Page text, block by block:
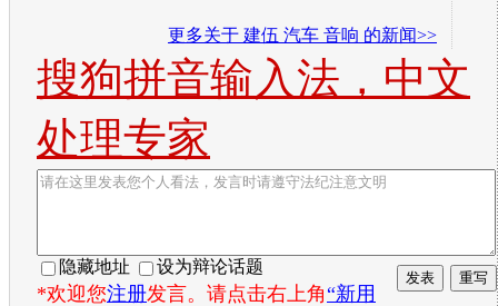
更多关于 建伍 汽车 音响 的新闻>>
搜狗拼音输入法，中文
处理专家
隐藏地址 设为辩论话题
*欢迎您注册发言。请点击右上角“新用